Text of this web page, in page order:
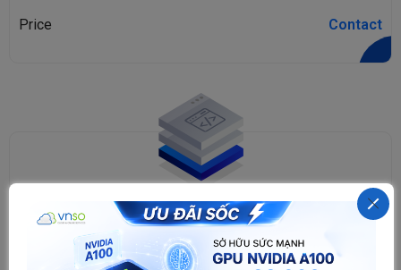
Price Contact
LICENSES